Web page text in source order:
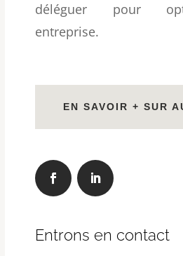
déléguer pour
entreprise.
EN SAVOIR + SUR
Entrons en contact